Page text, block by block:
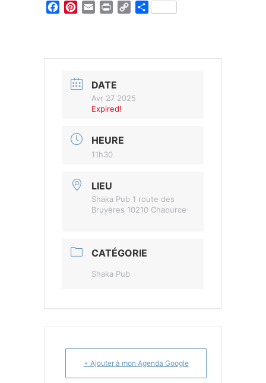
Facebook
Pinterest
Email Print
CopyPartager
DATE
Avr 27 2025
Expired!
HEURE
11h30
LIEU
Shaka Pub 1 route des
Bruyères 10210 Chaource
CATÉGORIE
Shaka Pub
+ Ajouter à mon Agenda Google